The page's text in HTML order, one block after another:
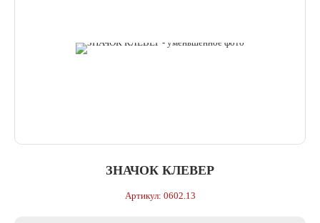
ЗНАЧОК КЛЕВЕР
Артикул: 0602.13